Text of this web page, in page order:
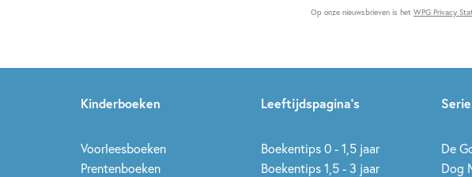
Op onze nieuwsbrieven is het WPG Privacy
Kinderboeken
Voorleesboeken
Prentenboeken
Leeftijdspagina’s
Boekentips 0 - 1,5 jaar
Boekentips 1,5 - 3 jaar
De
Dog